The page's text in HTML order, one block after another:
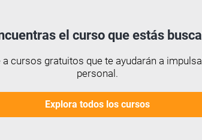
el curso que estás
cursos gratuitos que te ayudarán a
personal.
Explora todos los cursos